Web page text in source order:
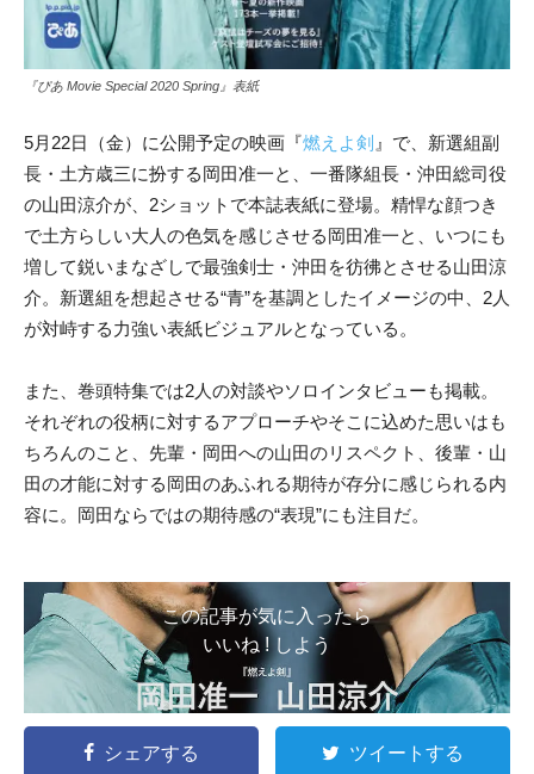
『ぴあ Movie Special 2020 Spring』表紙
5月22日（金）に公開予定の映画『燃えよ剣 』で、新選組副
長・土方歳三に扮する岡田准一と、一番隊組長・沖田総司役
の山田涼介が、2ショットで本誌表紙に登場。精悍な顔つき
で土方らしい大人の色気を感じさせる岡田准一と、いつにも
増して鋭いまなざしで最強剣士・沖田を彷彿とさせる山田涼
介。新選組を想起させる“青”を基調としたイメージの中、2人
が対峙する力強い表紙ビジュアルとなっている。
また、巻頭特集では2人の対談やソロインタビューも掲載。
それぞれの役柄に対するアプローチやそこに込めた思いはも
ちろんのこと、先輩・岡田への山田のリスペクト、後輩・山
田の才能に対する岡田のあふれる期待が存分に感じられる内
容に。岡田ならではの期待感の“表現”にも注目だ。
この記事が気に入ったら
いいね ! しよう
シェアする ツイートする